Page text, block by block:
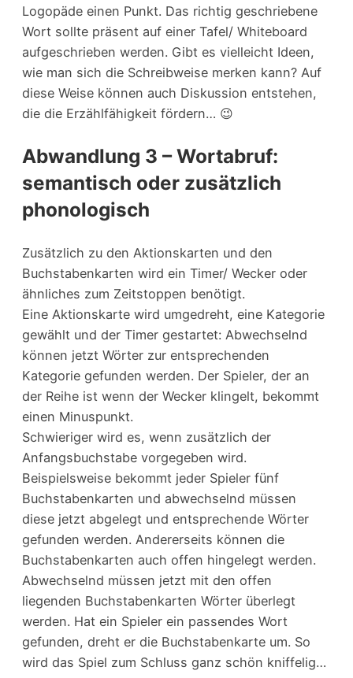
Logopäde einen Punkt. Das richtig geschriebene
Wort sollte präsent auf einer Tafel/ Whiteboard
aufgeschrieben werden. Gibt es vielleicht Ideen,
wie man sich die Schreibweise merken kann? Auf
diese Weise können auch Diskussion entstehen,
die die Erzählfähigkeit fördern… 😉
Abwandlung 3 – Wortabruf:
semantisch oder zusätzlich
phonologisch
Zusätzlich zu den Aktionskarten und den
Buchstabenkarten wird ein Timer/ Wecker oder
ähnliches zum Zeitstoppen benötigt.
Eine Aktionskarte wird umgedreht, eine Kategorie
gewählt und der Timer gestartet: Abwechselnd
können jetzt Wörter zur entsprechenden
Kategorie gefunden werden. Der Spieler, der an
der Reihe ist wenn der Wecker klingelt, bekommt
einen Minuspunkt.
Schwieriger wird es, wenn zusätzlich der
Anfangsbuchstabe vorgegeben wird.
Beispielsweise bekommt jeder Spieler fünf
Buchstabenkarten und abwechselnd müssen
diese jetzt abgelegt und entsprechende Wörter
gefunden werden. Andererseits können die
Buchstabenkarten auch offen hingelegt werden.
Abwechselnd müssen jetzt mit den offen
liegenden Buchstabenkarten Wörter überlegt
werden. Hat ein Spieler ein passendes Wort
gefunden, dreht er die Buchstabenkarte um. So
wird das Spiel zum Schluss ganz schön kniffelig…